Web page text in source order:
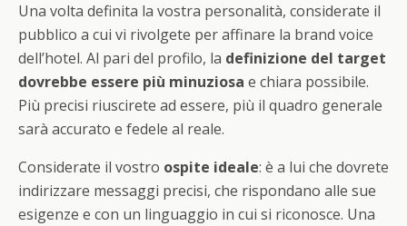
Una volta definita la vostra personalità, considerate il
pubblico a cui vi rivolgete per affinare la brand voice
dell’hotel. Al pari del profilo, la definizione del target
dovrebbe essere più minuziosa e chiara possibile.
Più precisi riuscirete ad essere, più il quadro generale
sarà accurato e fedele al reale.
Considerate il vostro ospite ideale: è a lui che dovrete
indirizzare messaggi precisi, che rispondano alle sue
esigenze e con un linguaggio in cui si riconosce. Una